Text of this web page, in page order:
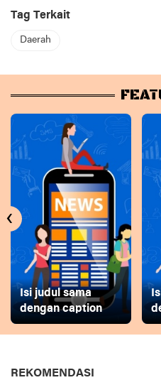
Tag Terkait
Daerah
Isi judul sama
dengan caption
‹
REKOMENDASI